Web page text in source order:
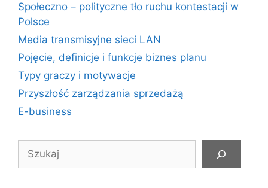
Społeczno – polityczne tło ruchu kontestacji w
Polsce
Media transmisyjne sieci LAN
Pojęcie, definicje i funkcje biznes planu
Typy graczy i motywacje
Przyszłość zarządzania sprzedażą
E-business
Szukaj